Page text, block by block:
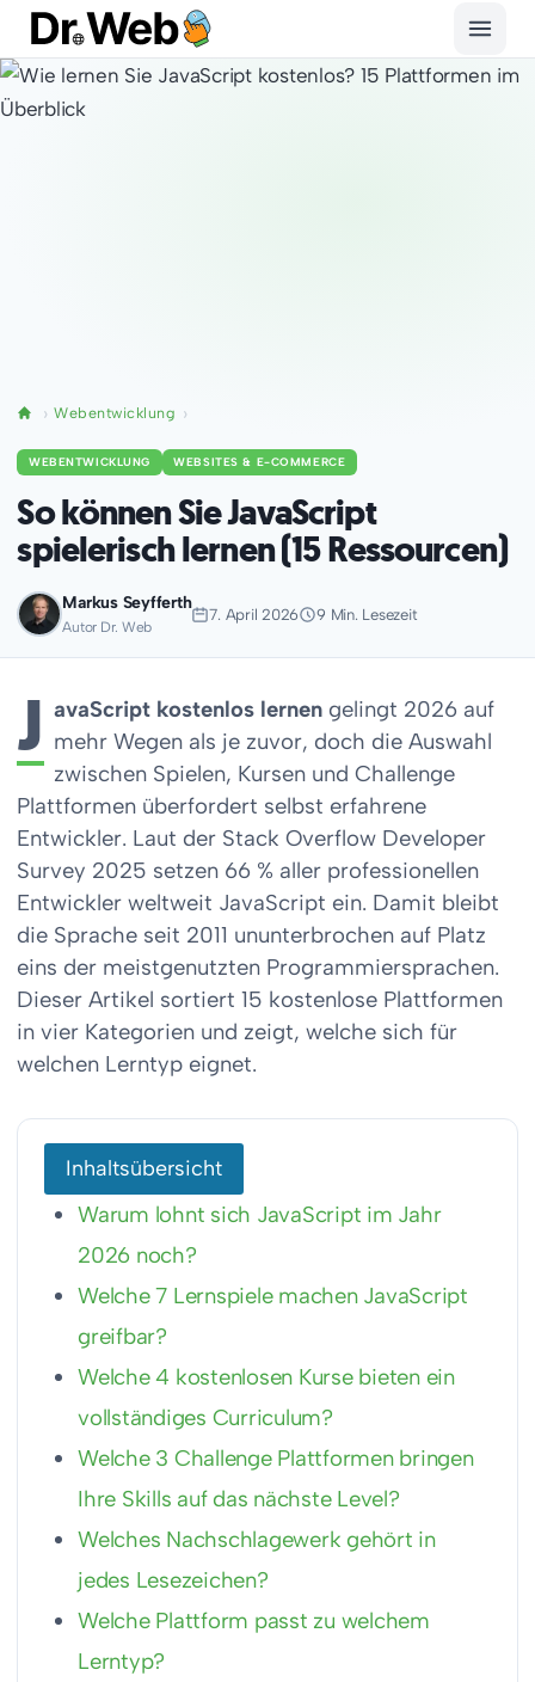
Webentwicklung
WEBENTWICKLUNG WEBSITES & E-COMMERCE
So können Sie JavaScript
spielerisch lernen (15 Ressourcen)
Markus Seyfferth
Autor Dr. Web
7. April 2026 9 Min. Lesezeit
J avaScript kostenlos lernengelingt 2026 auf
mehr Wegen als je zuvor, doch die Auswahl
zwischen Spielen, Kursen und Challenge
Plattformen überfordert selbst erfahrene
Entwickler. Laut der Stack Overflow Developer
Survey 2025 setzen 66 % aller professionellen
Entwickler weltweit JavaScript ein. Damit bleibt
die Sprache seit 2011 ununterbrochen auf Platz
eins der meistgenutzten Programmiersprachen.
Dieser Artikel sortiert 15 kostenlose Plattformen
in vier Kategorien und zeigt, welche sich für
welchen Lerntyp eignet.
Inhaltsübersicht
Warum lohnt sich JavaScript im Jahr
2026 noch?
Welche 7 Lernspiele machen JavaScript
greifbar?
Welche 4 kostenlosen Kurse bieten ein
vollständiges Curriculum?
Welche 3 Challenge Plattformen bringen
Ihre Skills auf das nächste Level?
Welches Nachschlagewerk gehört in
jedes Lesezeichen?
Welche Plattform passt zu welchem
Lerntyp?